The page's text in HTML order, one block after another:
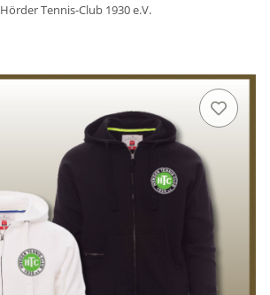
Hörder Tennis-Club 1930 e.V.